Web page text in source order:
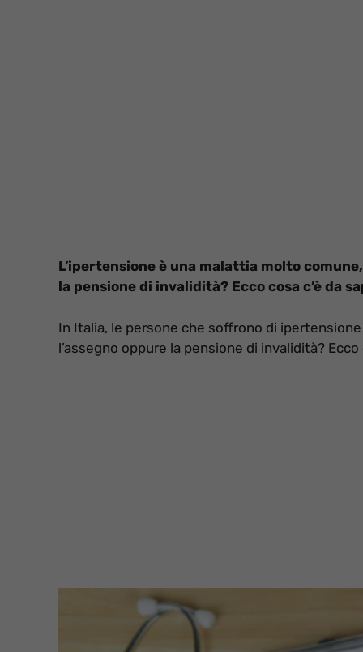
L’ipertensione è una malattia molto
la pensione di invalidità? Ecco cosa c’è da
In Italia, le persone che soffrono di
l’assegno oppure la pensione di invalidità?